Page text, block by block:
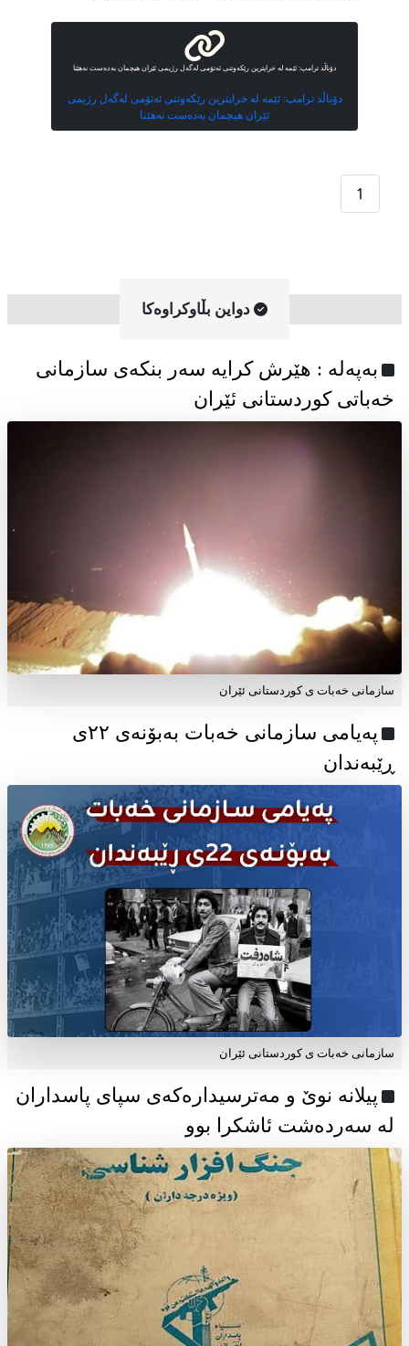
دۆناڵد ترامپ: ئێمە لە خراپترین رێکەوتنی ئەتۆمی لەگەل رژیمی ئێران هیچمان بەدەست نەهێنا
دۆناڵد ترامپ: ئێمە لە خراپترین رێکەوتنی ئەتۆمی لەگەل رژیمی
ئێران هیچمان بەدەست نەهێنا
1
دواین بڵاوکراوه‌کا
به‌په‌له‌ : هێرش کرایە سەر بنکەی سازمانی
خەباتی کوردستانی ئێران
سازمانی خەبات ی کوردستانی ئێران
پەیامی سازمانی خەبات بەبۆنەی ۲۲ی
ڕێبەندان
سازمانی خەبات ی كوردستانی ئێران
پیلانە نوێ و مەترسیدارەکەی سپای پاسداران
لە سەردەشت ئاشکرا بوو